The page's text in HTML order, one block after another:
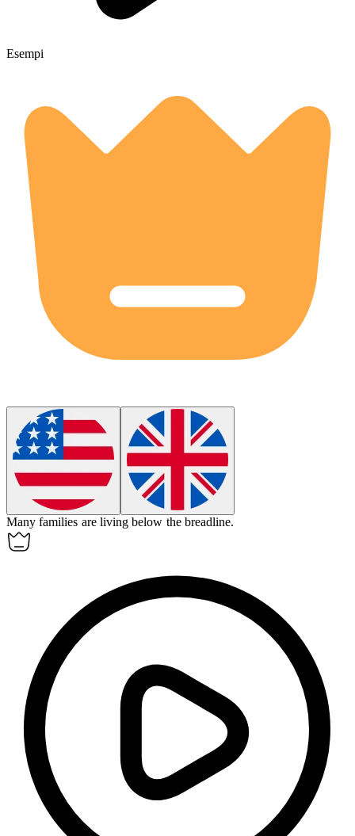
Esempi
Many families are living below the breadline.